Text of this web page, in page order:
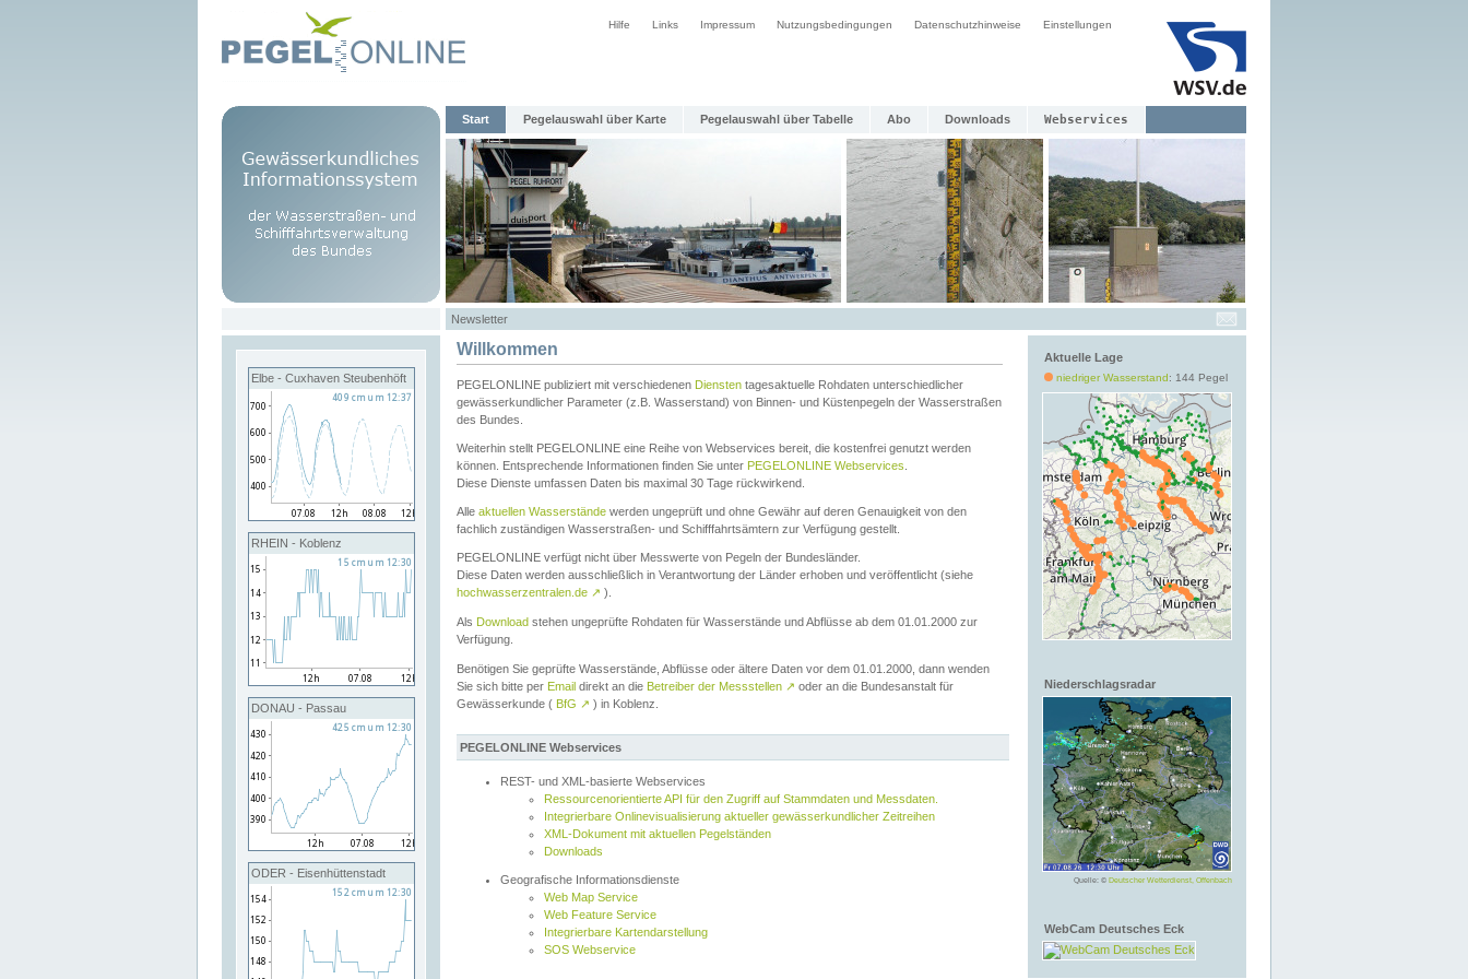
Hilfe Links Impressum Nutzungsbedingungen Datenschutzhinweise Einstellungen
Start Pegelauswahl über Karte Pegelauswahl über Tabelle Abo Downloads Webservices
Newsletter
Elbe - Cuxhaven Steubenhöft
RHEIN - Koblenz
DONAU - Passau
ODER - Eisenhüttenstadt
Aktuelle Lage
niedriger Wasserstand: 144 Pegel
Niederschlagsradar
Quelle: © Deutscher Wetterdienst, Offenbach
WebCam Deutsches Eck
Willkommen
PEGELONLINE publiziert mit verschiedenen Diensten tagesaktuelle Rohdaten unterschiedlicher
gewässerkundlicher Parameter (z.B. Wasserstand) von Binnen- und Küstenpegeln der Wasserstraßen
des Bundes.
Weiterhin stellt PEGELONLINE eine Reihe von Webservices bereit, die kostenfrei genutzt werden
können. Entsprechende Informationen finden Sie unter PEGELONLINE Webservices
Diese Dienste umfassen Daten bis maximal 30 Tage rückwirkend.
Alle aktuellen Wasserstände werden ungeprüft und ohne Gewähr auf deren Genauigkeit von den
fachlich zuständigen Wasserstraßen- und Schifffahrtsämtern zur Verfügung gestellt.
PEGELONLINE verfügt nicht über Messwerte von Pegeln der Bundesländer.
Diese Daten werden ausschließlich in Verantwortung der Länder erhoben und veröffentlicht (siehe
hochwasserzentralen.de ↗ ).
Als Download stehen ungeprüfte Rohdaten für Wasserstände und Abflüsse ab dem 01.01.2000 zur
Verfügung.
Benötigen Sie geprüfte Wasserstände, Abflüsse oder ältere Daten vor dem 01.01.2000, dann wenden
Sie sich bitte per Email direkt an die Betreiber der Messstellen ↗ oder an die Bundesanstalt für
Gewässerkunde ( BfG ↗ ) in Koblenz.
PEGELONLINE Webservices
REST- und XML-basierte Webservices
Ressourcenorientierte API für den Zugriff auf Stammdaten und Messdaten.
Integrierbare Onlinevisualisierung aktueller gewässerkundlicher Zeitreihen
XML-Dokument mit aktuellen Pegelständen
Downloads
Geografische Informationsdienste
Web Map Service
Web Feature Service
Integrierbare Kartendarstellung
SOS Webservice